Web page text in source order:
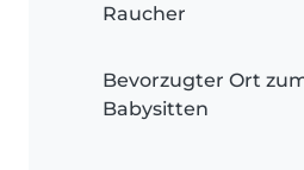
Raucher
Bevorzugter Ort
Babysitten